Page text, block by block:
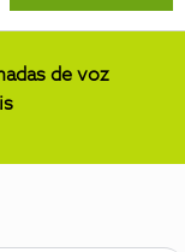
de voz